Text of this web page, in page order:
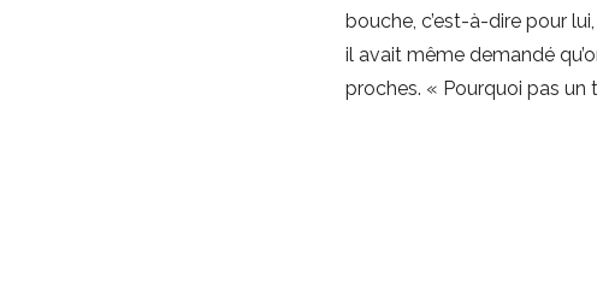
bouche, c’est-à-dire pour
il avait même demandé
proches. « Pourquoi pas